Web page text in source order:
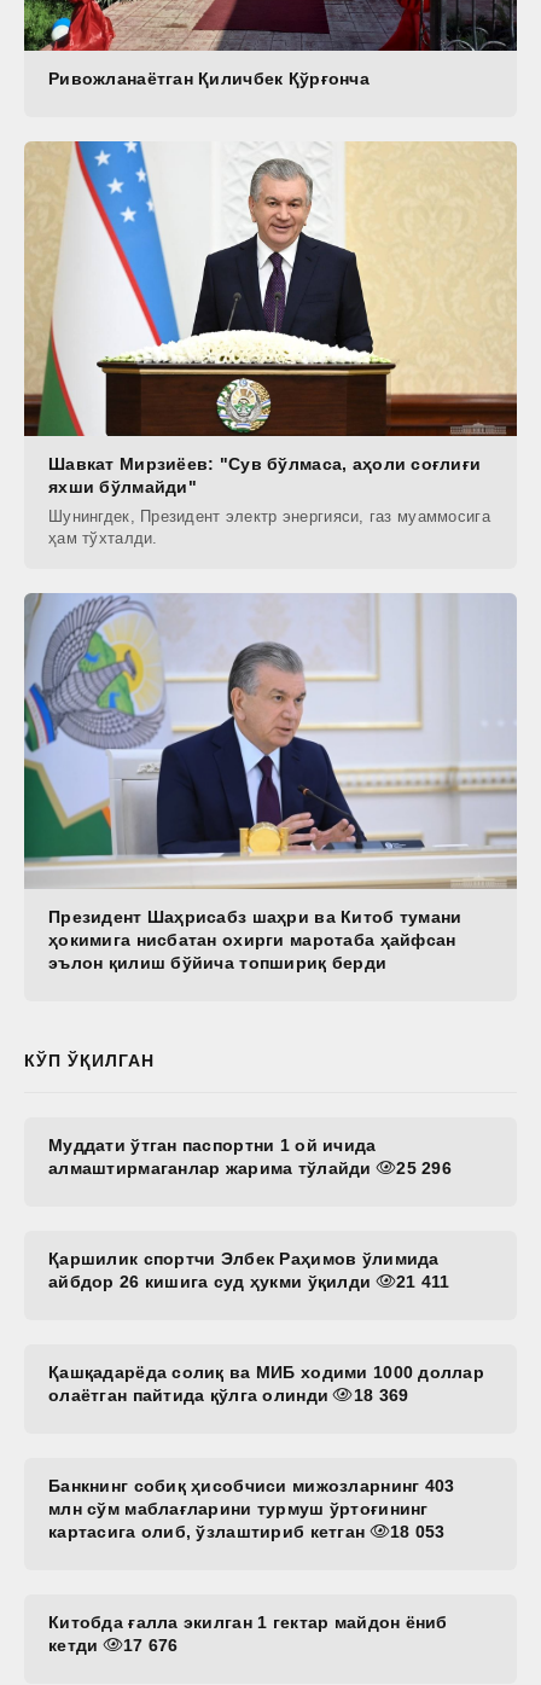
Ривожланаётган Қиличбек Қўрғонча
Шавкат Мирзиёев: "Сув бўлмаса, аҳоли соғлиғи
яхши бўлмайди"
Шунингдек, Президент электр энергияси, газ муаммосига
ҳам тўхталди.
Президент Шаҳрисабз шаҳри ва Китоб тумани
ҳокимига нисбатан охирги маротаба ҳайфсан
эълон қилиш бўйича топшириқ берди
КЎП ЎҚИЛГАН
Муддати ўтган паспортни 1 ой ичида
алмаштирмаганлар жарима тўлайди
25 296
Қаршилик спортчи Элбек Раҳимов ўлимида
айбдор 26 кишига суд ҳукми ўқилди
21 411
Қашқадарёда солиқ ва МИБ ходими 1000 доллар
олаётган пайтида қўлга олинди
18 369
Банкнинг собиқ ҳисобчиси мижозларнинг 403
млн сўм маблағларини турмуш ўртоғининг
картасига олиб, ўзлаштириб кетган
18 053
Китобда ғалла экилган 1 гектар майдон ёниб
кетди
17 676